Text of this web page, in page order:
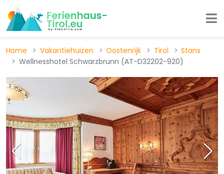
Home Vakantiehuizen Oostenrijk Tirol
Stans
Wellnesshotel Schwarzbrunn (AT-D32202-920)